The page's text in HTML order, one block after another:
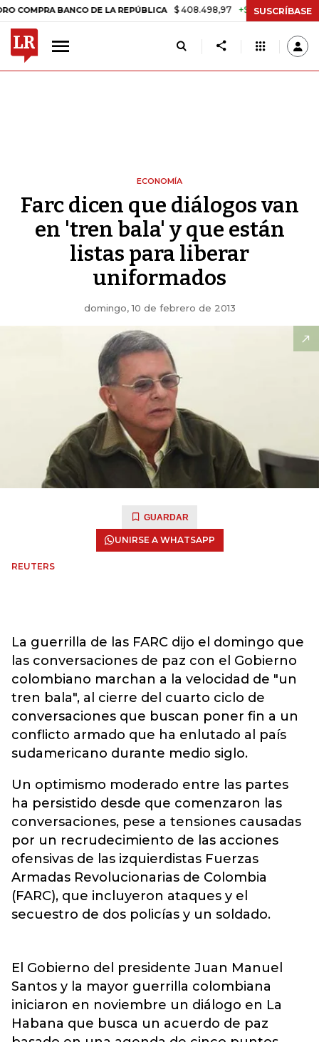
BANCO DE LA REPÚBLICA $ 408.498,97 +$ 8.753,81 +2,19%
SUSCRÍBASE
ECONOMÍA
Farc dicen que diálogos van
en 'tren bala' y que están
listas para liberar
uniformados
domingo, 10 de febrero de 2013
GUARDAR
UNIRSE A WHATSAPP
REUTERS
La guerrilla de las FARC dijo el domingo que
las conversaciones de paz con el Gobierno
colombiano marchan a la velocidad de "un
tren bala", al cierre del cuarto ciclo de
conversaciones que buscan poner fin a un
conflicto armado que ha enlutado al país
sudamericano durante medio siglo.
Un optimismo moderado entre las partes
ha persistido desde que comenzaron las
conversaciones, pese a tensiones causadas
por un recrudecimiento de las acciones
ofensivas de las izquierdistas Fuerzas
Armadas Revolucionarias de Colombia
(FARC), que incluyeron ataques y el
secuestro de dos policías y un soldado.
El Gobierno del presidente Juan Manuel
Santos y la mayor guerrilla colombiana
iniciaron en noviembre un diálogo en La
Habana que busca un acuerdo de paz